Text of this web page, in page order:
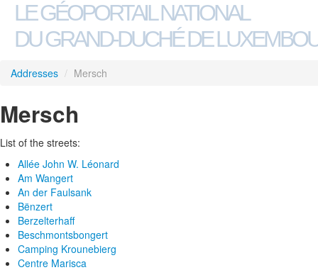
LE GÉOPORTAIL NATIONAL
DU GRAND-DUCHÉ DE
Addresses / Mersch
Mersch
List of the streets:
Allée John W. Léonard
Am Wangert
An der Faulsank
Bënzert
Berzelterhaff
Beschmontsbongert
Camping Krounebierg
Centre Marisca